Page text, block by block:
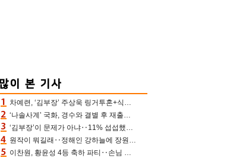
차예련, ‘김부장’ 주상욱 링거투혼+식스팩 비화 “옷 벗는데 아저씨는 안 된다고”(차장금)
‘나솔사계’ 국화, 경수와 결별 후 재출연…첫인상 3표 몰표
‘김부장’이 문제가 아냐‥11% 섭섭했던 ‘재벌X형사2’ 돈·빽 총동원해 컴백 [TV보고서]
원작이 뭐길래‥정해인 강하늘에 장원영까지 참여한 이 영화
이찬원, 황윤성 4등 축하 파티‥손님 모으려 블랙핑크 지수와 친한 척(편스토랑)[어제TV]